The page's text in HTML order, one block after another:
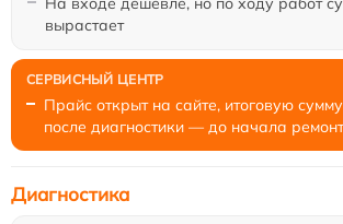
вырастает
Прайс открыт на сайте, итоговую
после диагностики — до начала
Диагностика